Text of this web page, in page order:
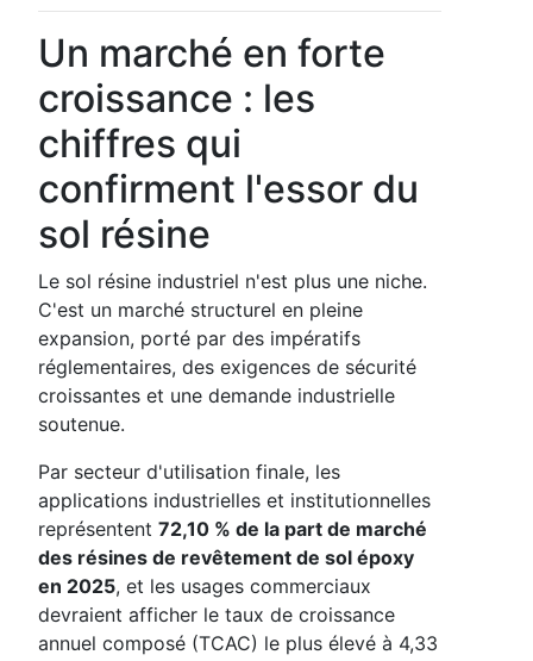
Un marché en forte
croissance : les
chiffres qui
confirment l'essor du
sol résine
Le sol résine industriel n'est plus une niche.
C'est un marché structurel en pleine
expansion, porté par des impératifs
réglementaires, des exigences de sécurité
croissantes et une demande industrielle
soutenue.
Par secteur d'utilisation finale, les
applications industrielles et institutionnelles
représentent 72,10 % de la part de marché
des résines de revêtement de sol époxy
en 2025, et les usages commerciaux
devraient afficher le taux de croissance
annuel composé (TCAC) le plus élevé à 4,33